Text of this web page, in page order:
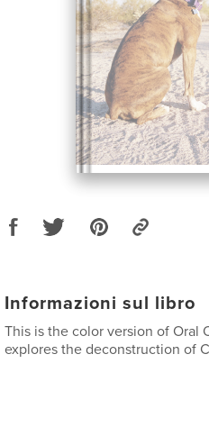
Informazioni sul libro
This is the color version of Oral
explores the deconstruction of